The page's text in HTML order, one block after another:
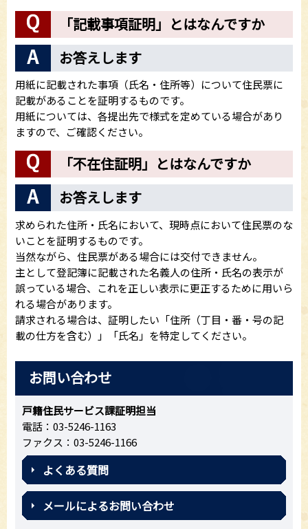
「記載事項証明」とはなんですか
お答えします
用紙に記載された事項（氏名・住所等）について住民票に
記載があることを証明するものです。
用紙については、各提出先で様式を定めている場合があり
ますので、ご確認ください。
「不在住証明」とはなんですか
お答えします
求められた住所・氏名において、現時点において住民票のな
いことを証明するものです。
当然ながら、住民票がある場合には交付できません。
主として登記簿に記載された名義人の住所・氏名の表示が
誤っている場合、これを正しい表示に更正するために用いら
れる場合があります。
請求される場合は、証明したい「住所（丁目・番・号の記
載の仕方を含む）」「氏名」を特定してください。
お問い合わせ
戸籍住民サービス課証明担当
電話：03-5246-1163
ファクス：03-5246-1166
よくある質問
メールによるお問い合わせ